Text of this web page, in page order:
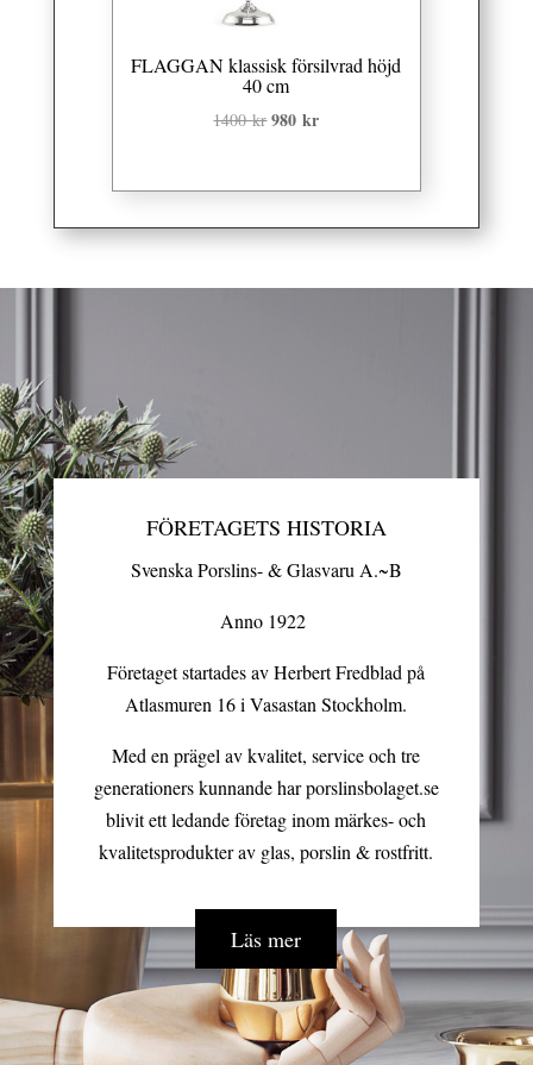
FLAGGAN klassisk försilvrad höjd
40 cm
1400krDet
1400 kr.
980krDet
980 kr.
FÖRETAGETS HISTORIA
Svenska Porslins- & Glasvaru A.~B
Anno 1922
Företaget startades av Herbert Fredblad på
Atlasmuren 16 i Vasastan Stockholm.
Med en prägel av kvalitet, service och tre
generationers kunnande har porslinsbolaget.se
blivit ett ledande företag inom märkes- och
kvalitetsprodukter av glas, porslin & rostfritt.
Läs mer